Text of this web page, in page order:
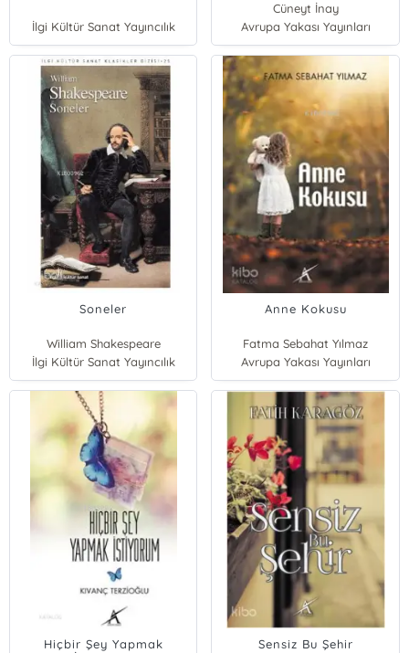
İlgi Kültür Sanat Yayıncılık
Cüneyt İnay
Avrupa Yakası Yayınları
Soneler
William Shakespeare
İlgi Kültür Sanat Yayıncılık
Anne Kokusu
Fatma Sebahat Yılmaz
Avrupa Yakası Yayınları
Hiçbir Şey Yapmak
Sensiz Bu Şehir